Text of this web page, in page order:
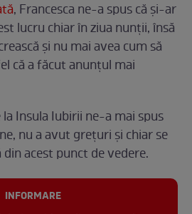
, Francesca ne-a spus că și-ar
lucru chiar în ziua nunții, însă
și nu mai avea cum să
că a făcut anunțul mai
Insula Iubirii ne-a mai spus
nu a avut grețuri și chiar se
acest punct de vedere.
INFORMARE